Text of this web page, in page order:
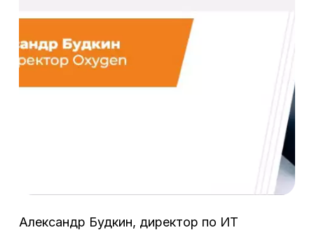
Александр Будкин, директор по ИТ